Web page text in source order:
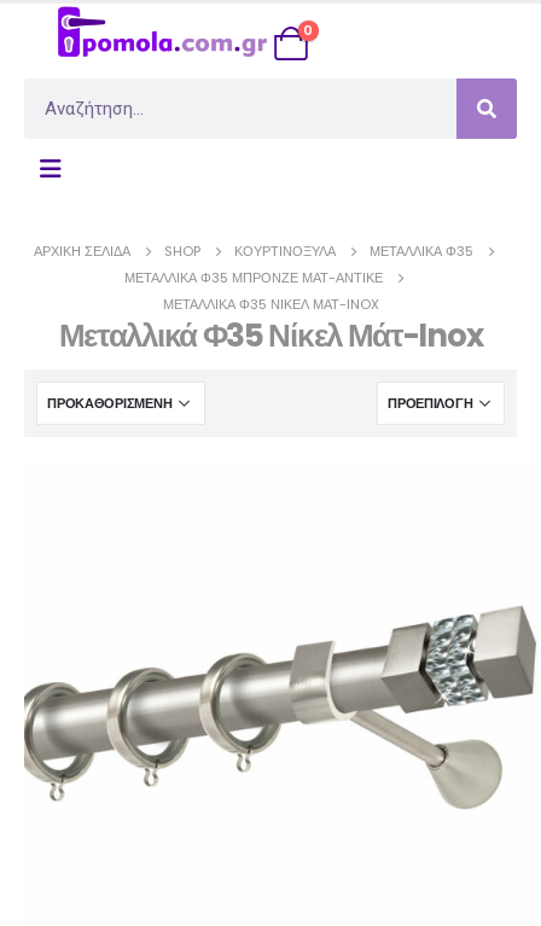
0
ΑΡΧΙΚΉ ΣΕΛΊΔΑ SHOP ΚΟΥΡΤΙΝΌΞΥΛΑ
ΜΕΤΑΛΛΙΚΆ Φ35
ΜΕΤΑΛΛΙΚΆ Φ35 ΜΠΡΟΝΖΈ ΜΆΤ-ΑΝΤΙΚΈ
ΜΕΤΑΛΛΙΚΆ Φ35 ΝΊΚΕΛ ΜΆΤ-INOX
Μεταλλικά Φ35 Νίκελ Μάτ-Inox